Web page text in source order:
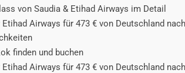
von Saudia & Etihad Airways im Detail
Airways für 473 € von Deutschland
finden und buchen
Airways für 473 € von Deutschland